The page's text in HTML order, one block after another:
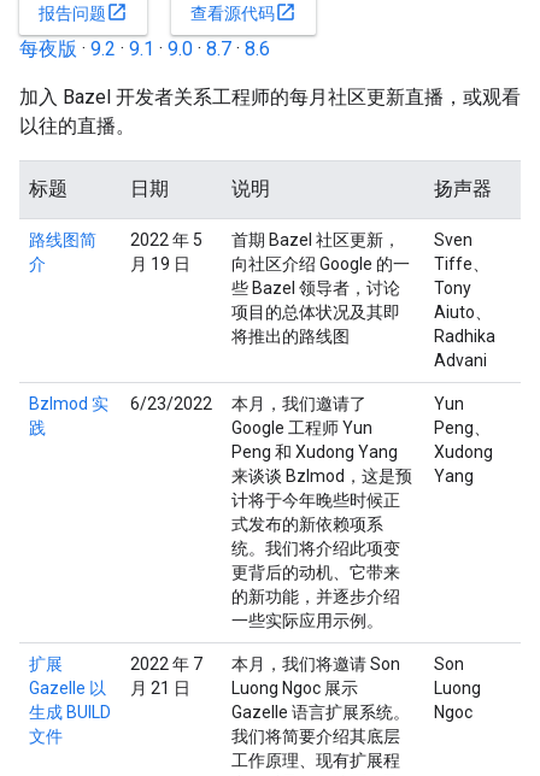
报告问题open_in_new 查看源代码open_in_new
每夜版 · 9.2 · 9.1 · 9.0 · 8.7 · 8.6
加入 Bazel 开发者关系工程师的每月社区更新直播，或观看
以往的直播。
标题 日期 说明 扬声器
路线图简
介
2022 年 5
月 19 日
首期 Bazel 社区更新，
向社区介绍 Google 的一
些 Bazel 领导者，讨论
项目的总体状况及其即
将推出的路线图
Sven
Tiffe、
Tony
Aiuto、
Radhika
Advani
Bzlmod 实
践
6/23/2022
本月，我们邀请了
Google 工程师 Yun
Peng 和 Xudong Yang
来谈谈 Bzlmod，这是预
计将于今年晚些时候正
式发布的新依赖项系
统。我们将介绍此项变
更背后的动机、它带来
的新功能，并逐步介绍
一些实际应用示例。
Yun
Peng、
Xudong
Yang
扩展
Gazelle 以
生成 BUILD
文件
2022 年 7
月 21 日
本月，我们将邀请 Son
Luong Ngoc 展示
Gazelle 语言扩展系统。
我们将简要介绍其底层
工作原理、现有扩展程
Son
Luong
Ngoc